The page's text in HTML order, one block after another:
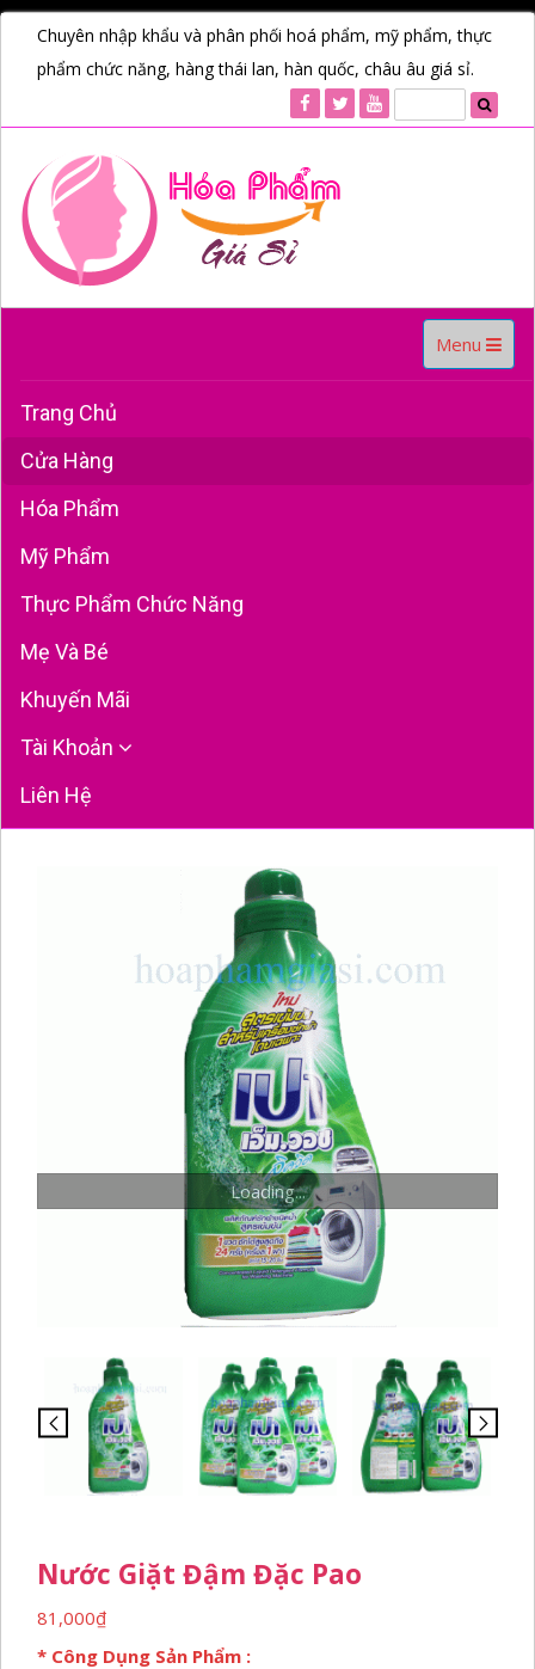
Chuyên nhập khẩu và phân phối hoá phẩm, mỹ phẩm, thực
phẩm chức năng, hàng thái lan, hàn quốc, châu âu giá sỉ.
Toggle
navigation
Menu
Trang Chủ
Cửa Hàng
Hóa Phẩm
Mỹ Phẩm
Thực Phẩm Chức Năng
Mẹ Và Bé
Khuyến Mãi
Tài Khoản
Liên Hệ
Loading...
Nước Giặt Đậm Đặc Pao
81,000₫
* Công Dụng Sản Phẩm :